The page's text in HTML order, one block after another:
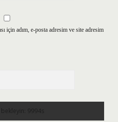
için adım, e-posta adresim ve site adresim